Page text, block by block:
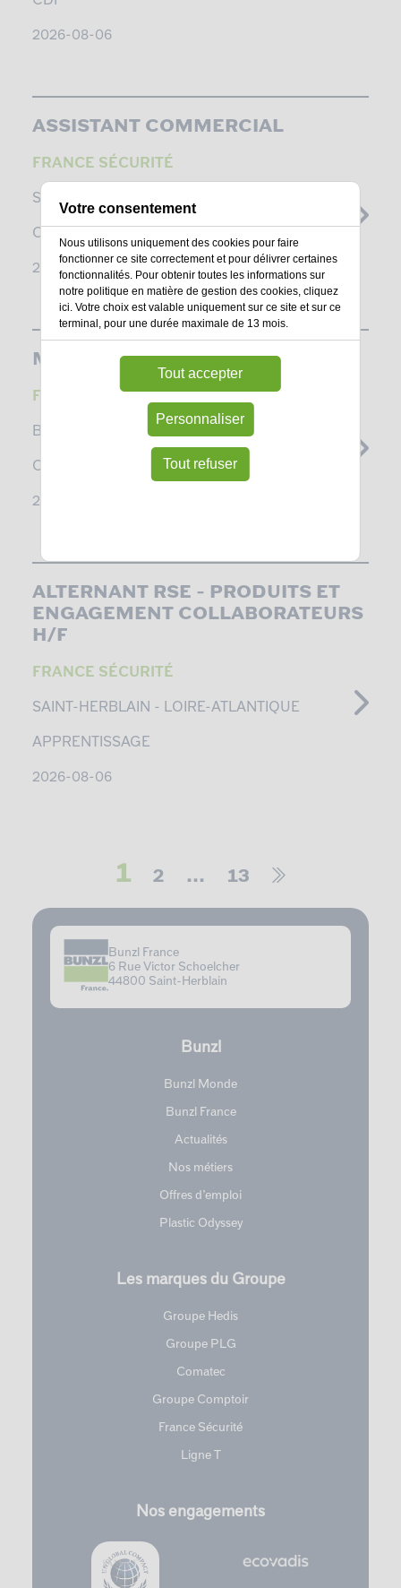
2026-08-06
ASSISTANT COMMERCIAL
FRANCE SÉCURITÉ
SAINT-HERBLAIN -
CDI
2026-08-06
MAGASINIER
FRANCE SÉCURITÉ
BLANQUEFORT -
CDI
2026-08-06
ALTERNANT RSE – PRODUITS ET
ENGAGEMENT COLLABORATEURS
H/F
FRANCE SÉCURITÉ
SAINT-HERBLAIN - LOIRE-ATLANTIQUE
APPRENTISSAGE
2026-08-06
1 2 … 13
Bunzl France
6 Rue Victor Schoelcher
44800 Saint-Herblain
Bunzl
Bunzl Monde
Bunzl France
Actualités
Nos métiers
Offres d’emploi
Plastic Odyssey
Les marques du Groupe
Groupe Hedis
Groupe PLG
Comatec
Groupe Comptoir
France Sécurité
Ligne T
Nos engagements
Votre consentement
Nous utilisons uniquement des cookies pour faire
fonctionner ce site correctement et pour délivrer certaines
fonctionnalités. Pour obtenir toutes les informations sur
notre politique en matière de gestion des cookies, cliquez
ici . Votre choix est valable uniquement sur ce site et sur ce
terminal, pour une durée maximale de 13 mois.
Tout accepter
Personnaliser
Tout refuser